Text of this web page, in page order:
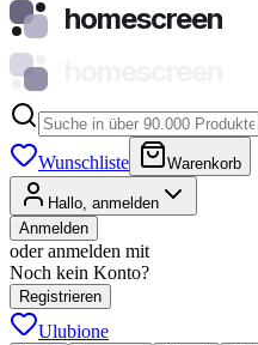
homescreen
Wunschliste Warenkorb
Hallo, anmelden
Anmelden
oder anmelden mit
Noch kein Konto?
Registrieren
Ulubione